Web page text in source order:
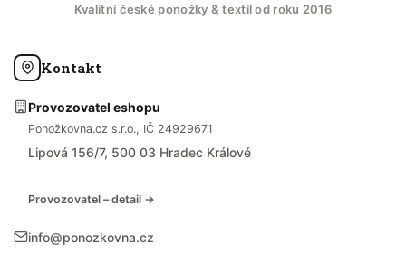
Kvalitní české ponožky & textil od roku 2016
Kontakt
Provozovatel eshopu
Ponožkovna.cz s.r.o., IČ 24929671
Lipová 156/7, 500 03 Hradec Králové
Provozovatel – detail →
info@ponozkovna.cz